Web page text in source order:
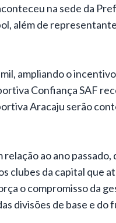
na sede da
além de
ampliando o
Confiança SAF
Aracaju serão
ao ano
clubes da capital que
o compromisso da
divisões de base e do